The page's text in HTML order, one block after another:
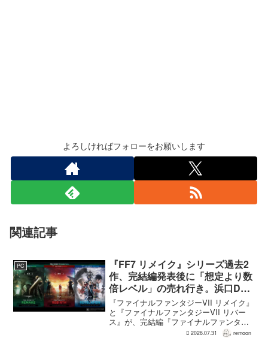
よろしければフォローをお願いします
関連記事
PC
『FF7 リメイク』シリーズ過去2
作、完結編発表後に「想定より数
倍レベル」の売れ行き。浜口Dが
明かす
『ファイナルファンタジーVII リメイク』
と『ファイナルファンタジーVII リバー
ス』が、完結編『ファイナルファンタジ
ーVII リベレーション』の発表後、「我々
2026.07.31 remoon